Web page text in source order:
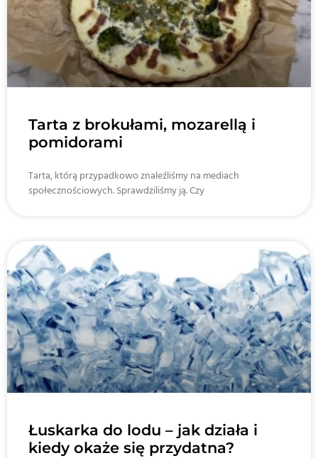
Tarta z brokułami, mozarellą i
pomidorami
Tarta, którą przypadkowo znaleźliśmy na mediach
społecznościowych. Sprawdziliśmy ją. Czy
Łuskarka do lodu – jak działa i
kiedy okaże się przydatna?